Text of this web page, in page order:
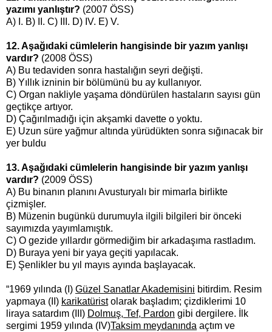
yazımı yanlıştır? (2007 ÖSS)
A) I. B) II. C) III. D) IV. E) V.
12. Aşağıdaki cümlelerin hangisinde bir yazım yanlışı
vardır? (2008 ÖSS)
A) Bu tedaviden sonra hastalığın seyri değişti.
B) Yıllık izninin bir bölümünü bu ay kullanıyor.
C) Organ nakliyle yaşama döndürülen hastaların sayısı gün
geçtikçe artıyor.
D) Çağırılmadığı için akşamki davette o yoktu.
E) Uzun süre yağmur altında yürüdükten sonra sığınacak bir
yer buldu
13. Aşağıdaki cümlelerin hangisinde bir yazım yanlışı
vardır? (2009 ÖSS)
A) Bu binanın planını Avusturyalı bir mimarla birlikte
çizmişler.
B) Müzenin bugünkü durumuyla ilgili bilgileri bir önceki
sayımızda yayımlamıştık.
C) O gezide yıllardır görmediğim bir arkadaşıma rastladım.
D) Buraya yeni bir yaya geçiti yapılacak.
E) Şenlikler bu yıl mayıs ayında başlayacak.
“1969 yılında (I) Güzel Sanatlar Akademisini bitirdim. Resim
yapmaya (II) karikatüristolarak başladım; çizdiklerimi 10
liraya satardım (III) Dolmuş, Tef, Pardon gibi dergilere. İlk
sergimi 1959 yılında (IV)Taksim meydanında açtım ve